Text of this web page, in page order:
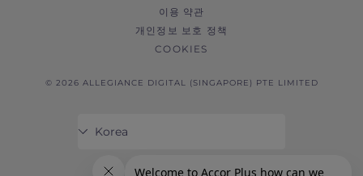
이용 약관
개인정보 보호 정책
COOKIES
© 2026 ALLEGIANCE DIGITAL (SINGAPORE) PTE LIMITED